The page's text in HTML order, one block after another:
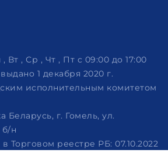
Вт , Ср , Чт , Пт c 09:00 до 17:00
1 декабря 2020 г.
исполнительным комитетом
Беларусь, г. Гомель, ул.
б/н
Торговом реестре РБ: 07.10.2022